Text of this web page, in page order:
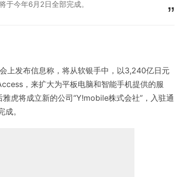
于今年6月2日全部完成。
上发布信息称，将从软银手中，以3,240亿日元
，来扩大为平板电脑和智能手机提供的服
虎将成立新的公司“Y!mobile株式会社”，入驻通
。